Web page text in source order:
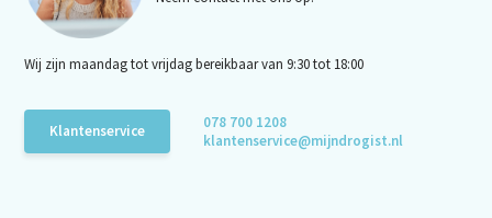
Wij zijn maandag tot vrijdag bereikbaar van 9:30 tot 18:00
Klantenservice
078 700 1208
klantenservice@mijndrogist.nl